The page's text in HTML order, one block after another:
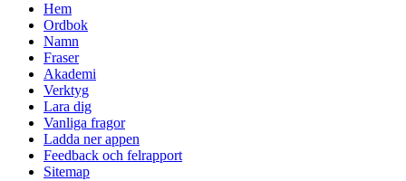
Hem
Ordbok
Namn
Fraser
Akademi
Verktyg
Lara dig
Vanliga fragor
Ladda ner appen
Feedback och felrapport
Sitemap